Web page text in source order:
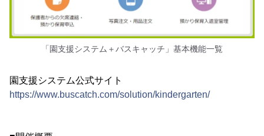
「園支援システム＋バスキャッチ」基本機能一覧
園支援システム公式サイト
https://www.buscatch.com/solution/kindergarten/